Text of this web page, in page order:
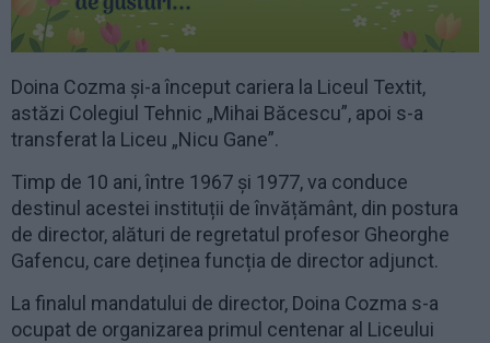
Doina Cozma și-a început cariera la Liceul Textit,
astăzi Colegiul Tehnic „Mihai Băcescu”, apoi s-a
transferat la Liceu „Nicu Gane”.
Timp de 10 ani, între 1967 și 1977, va conduce
destinul acestei instituții de învățământ, din postura
de director, alături de regretatul profesor Gheorghe
Gafencu, care deținea funcția de director adjunct.
La finalul mandatului de director, Doina Cozma s-a
ocupat de organizarea primul centenar al Liceului